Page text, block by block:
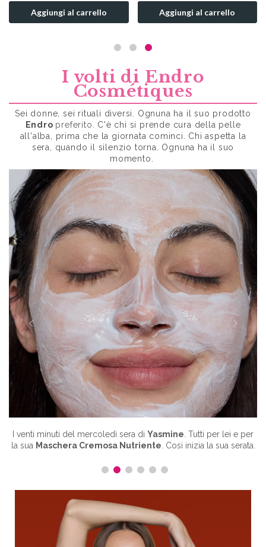
Aggiungi al carrello Aggiungi al carrello
LABORATOIRES DE BIARRITZ
Stick Solare Blue 12 g
15,90 €
Aggiungi al carrello
LABORATOIRES DE BIARRITZ
15,90 €
Aggiungi al carrello
I volti di Endro
Cosmétiques
Sei donne, sei rituali diversi. Ognuna ha il suo prodotto
Endro preferito. C'è chi si prende cura della pelle
all'alba, prima che la giornata cominci. Chi aspetta la
sera, quando il silenzio torna. Ognuna ha il suo
momento.
Ogni mattina, due gocce di Siero Idratantesul viso.Léadice
che è l'unica abitudine che non ha mai intenzione di perdere.